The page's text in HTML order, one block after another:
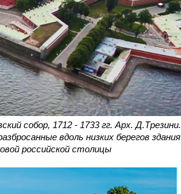
собор, 1712 - 1733 гг. Арх. Д.Трезини.
вдоль низких берегов здания
российской столицы